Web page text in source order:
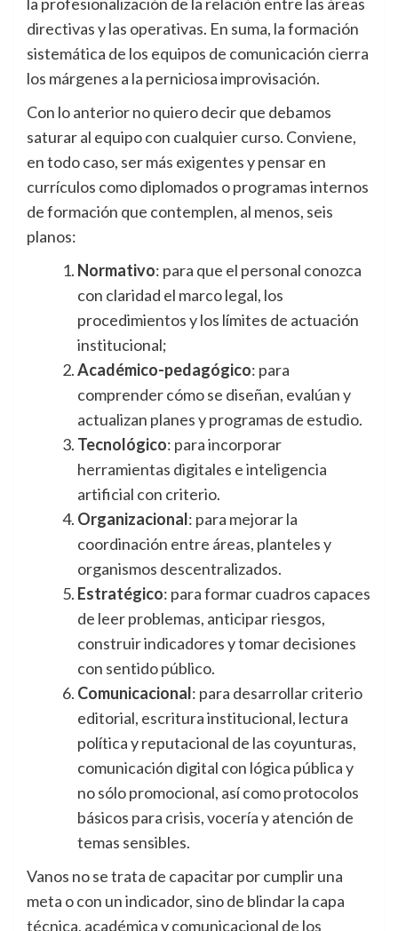
la profesionalización de la relación entre las áreas
directivas y las operativas. En suma, la formación
sistemática de los equipos de comunicación cierra
los márgenes a la perniciosa improvisación.
Con lo anterior no quiero decir que debamos
saturar al equipo con cualquier curso. Conviene,
en todo caso, ser más exigentes y pensar en
currículos como diplomados o programas internos
de formación que contemplen, al menos, seis
planos:
Normativo: para que el personal conozca
con claridad el marco legal, los
procedimientos y los límites de actuación
institucional;
Académico-pedagógico: para
comprender cómo se diseñan, evalúan y
actualizan planes y programas de estudio.
Tecnológico: para incorporar
herramientas digitales e inteligencia
artificial con criterio.
Organizacional: para mejorar la
coordinación entre áreas, planteles y
organismos descentralizados.
Estratégico: para formar cuadros capaces
de leer problemas, anticipar riesgos,
construir indicadores y tomar decisiones
con sentido público.
Comunicacional: para desarrollar criterio
editorial, escritura institucional, lectura
política y reputacional de las coyunturas,
comunicación digital con lógica pública y
no sólo promocional, así como protocolos
básicos para crisis, vocería y atención de
temas sensibles.
Vanos no se trata de capacitar por cumplir una
meta o con un indicador, sino de blindar la capa
técnica, académica y comunicacional de los